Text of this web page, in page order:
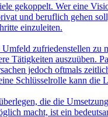
gekoppelt. Wer eine
und beruflich gehen
einzuleiten.
zufriedenstellen zu
Tätigkeiten auszuüben.
jedoch oftmals
Schlüsselrolle kann die
die die
macht, ist ein